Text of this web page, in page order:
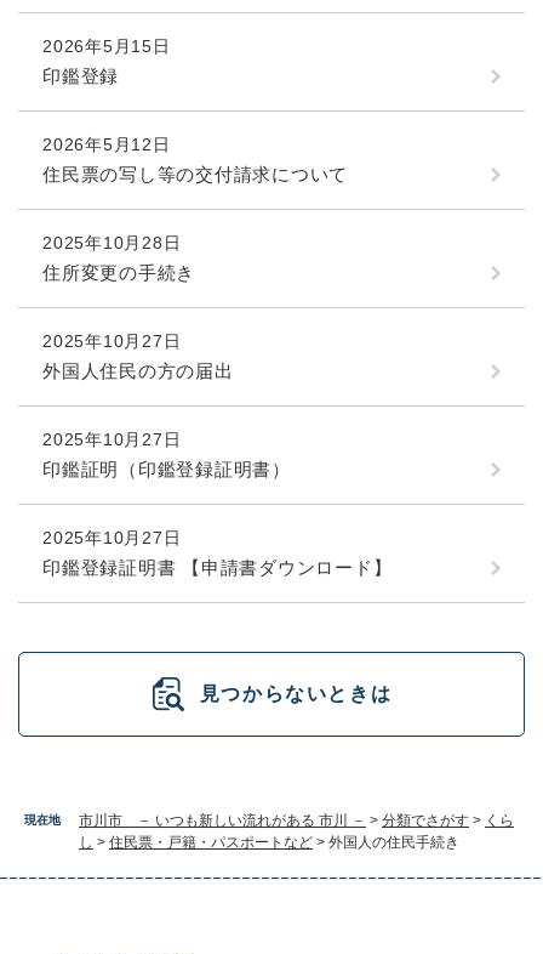
現在地 市川市 － いつも新しい流れがある 市川 － > 分類でさがす > くら
し > 住民票・戸籍・パスポートなど > 外国人の住民手続き
2026年5月15日
印鑑登録
2026年5月12日
住民票の写し等の交付請求について
2025年10月28日
住所変更の手続き
2025年10月27日
外国人住民の方の届出
2025年10月27日
印鑑証明（印鑑登録証明書）
2025年10月27日
印鑑登録証明書 【申請書ダウンロード】
見つからないときは